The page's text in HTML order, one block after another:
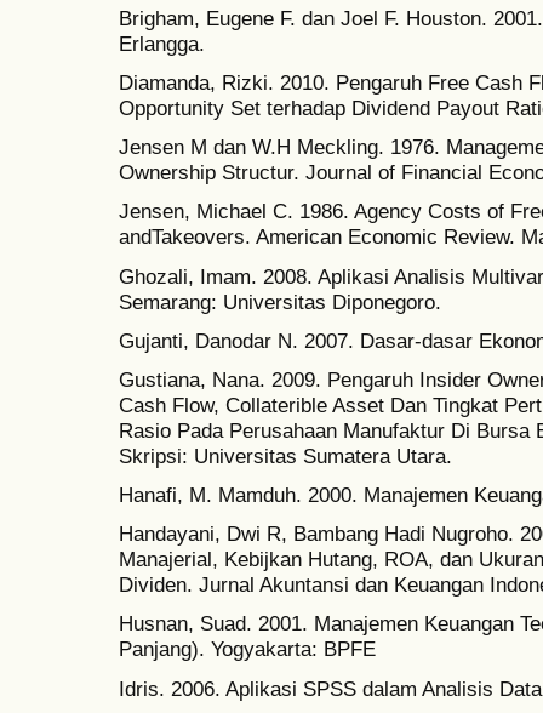
Brigham, Eugene F. dan Joel F. Houston.
Erlangga.
Diamanda, Rizki. 2010. Pengaruh Free Cash
Opportunity Set terhadap Dividend Payout
Jensen M dan W.H Meckling. 1976.
Ownership Structur. Journal of Financial
Jensen, Michael C. 1986. Agency Costs of
andTakeovers. American Economic Review.
Ghozali, Imam. 2008. Aplikasi Analisis
Semarang: Universitas Diponegoro.
Gujanti, Danodar N. 2007. Dasar-dasar
Gustiana, Nana. 2009. Pengaruh Insider
Cash Flow, Collaterible Asset Dan Tingkat
Rasio Pada Perusahaan Manufaktur Di Bursa
Skripsi: Universitas Sumatera Utara.
Hanafi, M. Mamduh. 2000. Manajemen
Handayani, Dwi R, Bambang Hadi Nugroho.
Manajerial, Kebijkan Hutang, ROA, dan
Dividen. Jurnal Akuntansi dan Keuangan
Husnan, Suad. 2001. Manajemen Keuangan
Panjang). Yogyakarta: BPFE
Idris. 2006. Aplikasi SPSS dalam Analisis